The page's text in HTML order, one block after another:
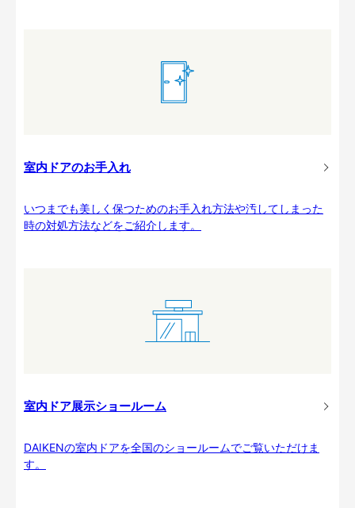
室内ドアのお手入れ
いつまでも美しく保つためのお手入れ方法や汚してしまった
時の対処方法などをご紹介します。
室内ドア展示ショールーム
DAIKENの室内ドアを全国のショールームでご覧いただけま
す。